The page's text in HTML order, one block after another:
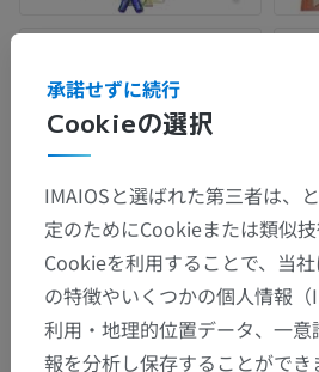
Cookieの選択
承諾せずに続行
IMAIOSと選ばれた第三者は、
定のためにCookieまたは類似技
Cookieを利用することで、当
の特徴やいくつかの個人情報（
利用・地理的位置データ、一
報を分析し保存することができ